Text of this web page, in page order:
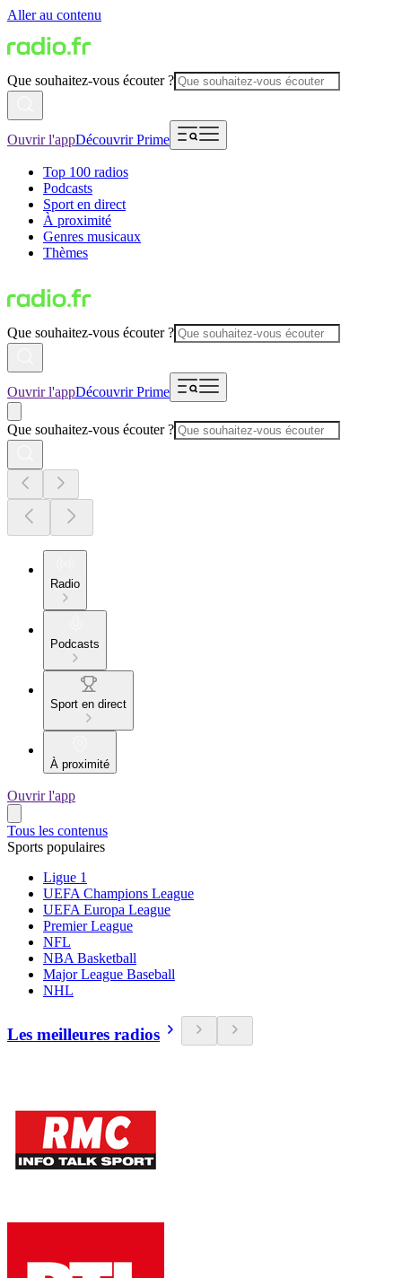
Aller au contenu
Que souhaitez-vous écouter ?
Ouvrir l'appDécouvrir Prime
Top 100 radios
Podcasts
Sport en direct
À proximité
Genres musicaux
Thèmes
Que souhaitez-vous écouter ?
Ouvrir l'appDécouvrir Prime
Que souhaitez-vous écouter ?
Radio
Podcasts
Sport en direct
À proximité
Ouvrir l'app
Tous les contenus
Sports populaires
Ligue 1
UEFA Champions League
UEFA Europa League
Premier League
NFL
NBA Basketball
Major League Baseball
NHL
Les meilleures radios